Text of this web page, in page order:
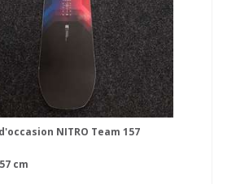
NITRO Team 157
cm